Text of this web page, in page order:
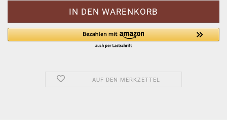
AUF DEN MERKZETTEL